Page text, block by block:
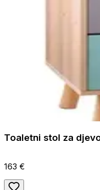
Toaletni stol za
163 €